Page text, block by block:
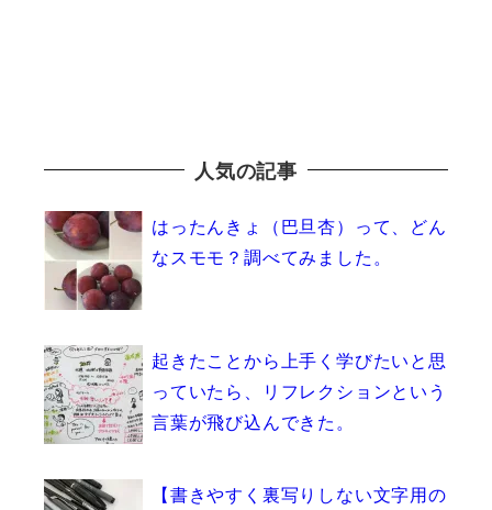
人気の記事
はったんきょ（巴旦杏）って、どん
なスモモ？調べてみました。
起きたことから上手く学びたいと思
っていたら、リフレクションという
言葉が飛び込んできた。
【書きやすく裏写りしない文字用の